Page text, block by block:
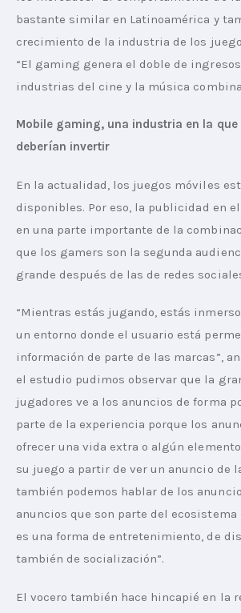
bastante similar en Latinoamérica y
crecimiento de la industria de los
“El gaming genera el doble de
industrias del cine y la música
Mobile gaming, una industria en la
deberían invertir
En la actualidad, los juegos móviles
disponibles. Por eso, la publicidad en
en una parte importante de la
que los gamers son la segunda
grande después de las de redes
“Mientras estás jugando, estás
un entorno donde el usuario está
información de parte de las marcas”,
el estudio pudimos observar que la
jugadores ve a los anuncios de forma
parte de la experiencia porque los
ofrecer una vida extra o algún
su juego a partir de ver un anuncio de
también podemos hablar de los
anuncios que son parte del ecosistema
es una forma de entretenimiento, de
también de socialización”.
El vocero también hace hincapié en la